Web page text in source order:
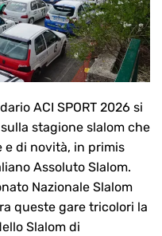
ACI SPORT 2026 si
stagione slalom che
e di novità, in primis
Assoluto Slalom.
Nazionale Slalom
queste gare tricolori la
Slalom di